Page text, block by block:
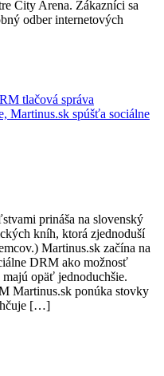
City Arena. Zákazníci sa
odber internetových
tlačová správa
Martinus.sk spúšťa sociálne
prináša na slovenský
kníh, ktorá zjednoduší
Martinus.sk začína na
DRM ako možnosť
opäť jednoduchšie.
Martinus.sk ponúka stovky
[…]